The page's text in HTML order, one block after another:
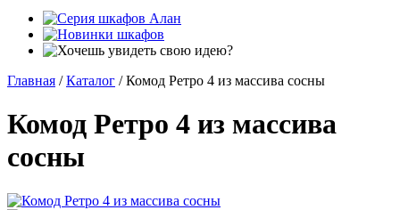
Главная / Каталог / Комод Ретро 4 из массива сосны
Комод Ретро 4 из массива
сосны